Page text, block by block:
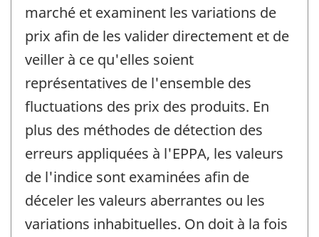
marché et examinent les variations de
prix afin de les valider directement et de
veiller à ce qu'elles soient
représentatives de l'ensemble des
fluctuations des prix des produits. En
plus des méthodes de détection des
erreurs appliquées à l'EPPA, les valeurs
de l'indice sont examinées afin de
déceler les valeurs aberrantes ou les
variations inhabituelles. On doit à la fois